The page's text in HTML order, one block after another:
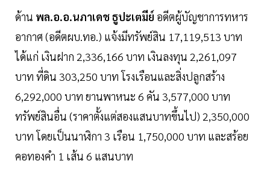
ด้าน พล.อ.อ.นภาเดช ธูปะเตมีย์ อดีตผู้บัญชาการทหาร
อากาศ (อดีตผบ.ทอ.) แจ้งมีทรัพย์สิน 17,119,513 บาท
ได้แก่ เงินฝาก 2,336,166 บาท เงินลงทุน 2,261,097
บาท ที่ดิน 303,250 บาท โรงเรือนและสิ่งปลูกสร้าง
6,292,000 บาท ยานพาหนะ 6 คัน 3,577,000 บาท
ทรัพย์สินอื่น (ราคาตั้งแต่สองแสนบาทขึ้นไป) 2,350,000
บาท โดยเป็นนาฬิกา 3 เรือน 1,750,000 บาท และสร้อย
คอทองคำ 1 เส้น 6 แสนบาท